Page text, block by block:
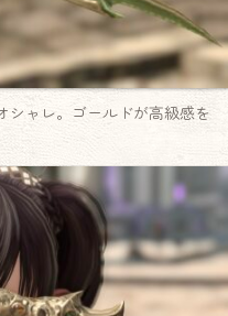
シャレ。ゴールドが高級感を